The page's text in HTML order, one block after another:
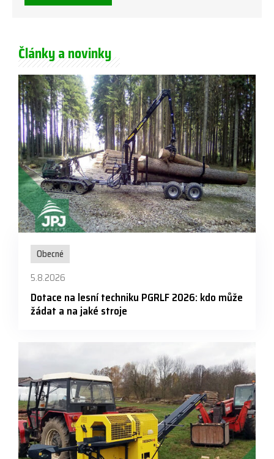
Články a novinky
Obecné
5.8.2026
Dotace na lesní techniku PGRLF 2026: kdo může
žádat a na jaké stroje